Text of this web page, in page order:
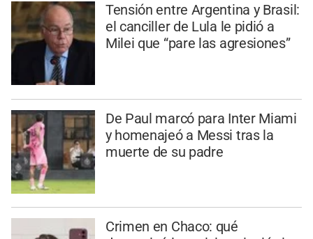
Tensión entre Argentina y Brasil:
el canciller de Lula le pidió a
Milei que “pare las agresiones”
De Paul marcó para Inter Miami
y homenajeó a Messi tras la
muerte de su padre
Crimen en Chaco: qué